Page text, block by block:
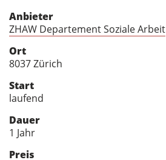
Anbieter
ZHAW Departement Soziale Arbeit
Ort
8037 Zürich
Start
laufend
Dauer
1 Jahr
Preis